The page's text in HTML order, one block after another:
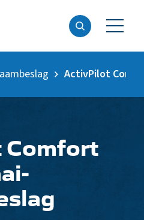
ActivPilot